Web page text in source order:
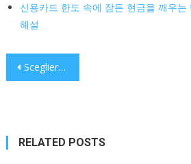
신용카드 한도 속에 잠든 현금을 깨우는
해설
Post
Scegliere il miglior bookmaker non AAMS: come riconoscere qualità, sicurezza e valore reale
RELATED POSTS